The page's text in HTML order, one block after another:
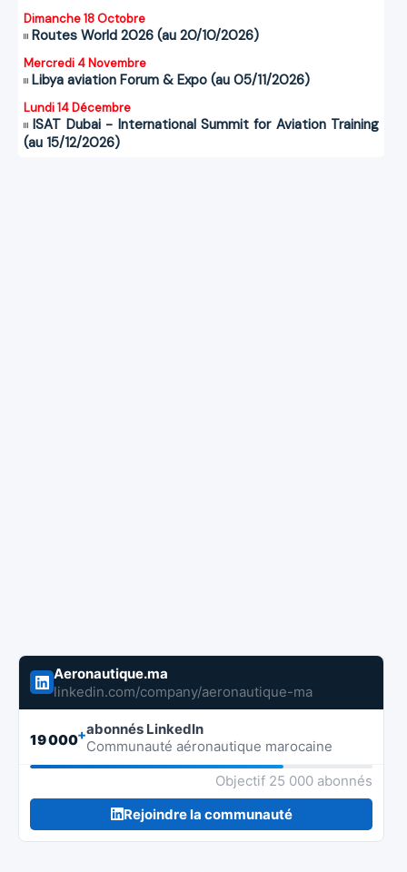
Dimanche 18 Octobre
Routes World 2026 (au 20/10/2026)
Mercredi 4 Novembre
Libya aviation Forum & Expo (au 05/11/2026)
Lundi 14 Décembre
ISAT Dubai - International Summit for Aviation Training
(au 15/12/2026)
Aeronautique.ma
linkedin.com/company/aeronautique-ma
19 000+abonnés LinkedIn
Communauté aéronautique marocaine
Objectif 25 000 abonnés
Rejoindre la communauté